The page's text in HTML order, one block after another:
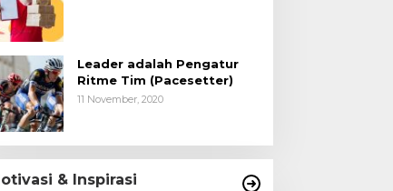
Leader adalah Pengatur
Ritme Tim (Pacesetter)
11 November, 2020
& Inspirasi